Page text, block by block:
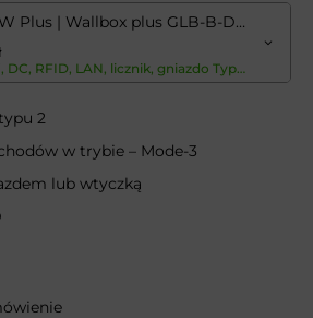
max. 22kW Plus | Wallbox plus GLB-B-DCM-T222WO-R-LAN
Moc 22kW, DC, RFID, LAN, licznik, gniazdo Typ2 - instalacja musi być doposażona w wyłącznik różnicowoprądowy typ A (RCD typ A) oraz wyłącznik nadmiarowo-prądowy (MCB).Moc 22kW, DC, RFID, LAN, licznik, gniazdo Typ2 - instalacja musi być doposażona w wyłącznik różnicowoprądowy typ A (RCD typ A) oraz wyłącznik nadmiarowo-prądowy (MCB).Moc 22kW, DC, RFID, LAN, licznik, gniazdo Typ2 - instalacja musi być doposażona w wyłącznik różnicowoprądowy typ A (RCD typ A) oraz wyłącznik nadmiarowo-prądowy (MCB).Moc 22kW, DC, RFID, LAN, licznik, gniazdo Typ2 - instalacja musi być doposażona w wyłącznik różnicowoprądowy typ A (RCD typ A) oraz wyłącznik nadmiarowo-prądowy (MCB).
2
w trybie – Mode-3
lub wtyczką